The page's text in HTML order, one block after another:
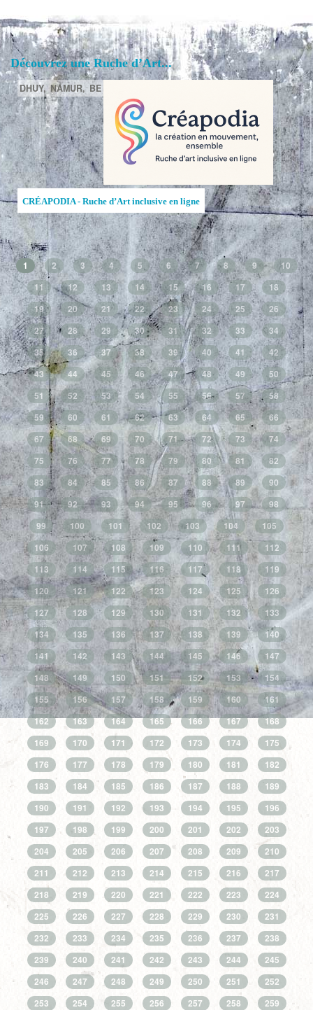
Découvrez une Ruche d’Art...
DHUY, NAMUR, BE
CRÉAPODIA - Ruche d’Art inclusive en ligne
1 2 3 4 5 6 7 8 9
10
11
12 13 14 15 16 17
18
19
20 21 22 23 24 25
26
27
28 29 30 31 32 33
34
35
36 37 38 39 40 41
42
43
44 45 46 47 48 49
50
51
52 53 54 55 56 57
58
59
60 61 62 63 64 65
66
67
68 69 70 71 72 73
74
75
76 77 78 79 80 81
82
83
84 85 86 87 88 89
90
91
92 93 94 95 96 97
98
99
100 101 102 103 104
105
106
107 108 109 110 111
112
113
114 115 116 117 118
119
120
121 122 123 124 125
126
127
128 129 130 131 132
133
134
135 136 137 138 139
140
141
142 143 144 145 146
147
148
149 150 151 152 153
154
155
156 157 158 159 160
161
162
163 164 165 166 167
168
169
170 171 172 173 174
175
176
177 178 179 180 181
182
183
184 185 186 187 188
189
190
191 192 193 194 195
196
197
198 199 200 201 202
203
204
205 206 207 208 209
210
211
212 213 214 215 216
217
218
219 220 221 222 223
224
225
226 227 228 229 230
231
232
233 234 235 236 237
238
239
240 241 242 243 244
245
246
247 248 249 250 251
252
253
254 255 256 257 258
259